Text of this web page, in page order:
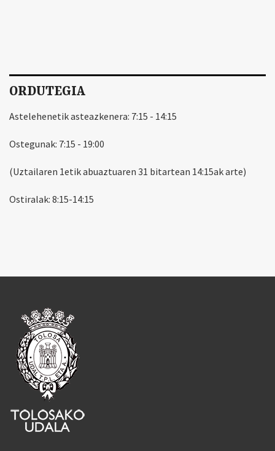
ORDUTEGIA
Astelehenetik asteazkenera: 7:15 - 14:15
Ostegunak: 7:15 - 19:00
(Uztailaren 1etik abuaztuaren 31 bitartean 14:15ak arte)
Ostiralak: 8:15-14:15